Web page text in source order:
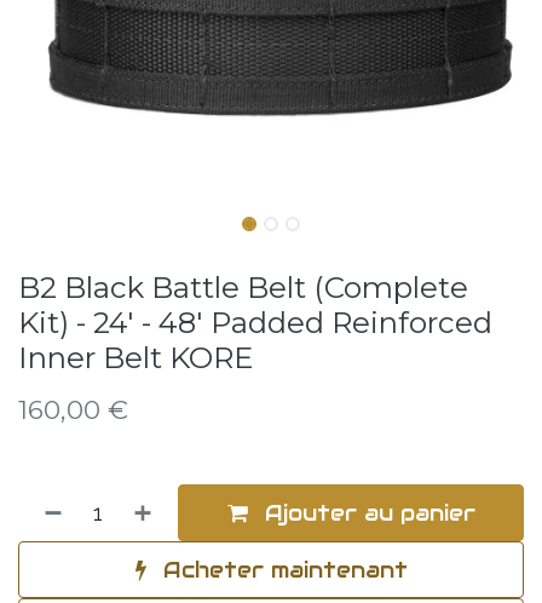
B2 Black Battle Belt (Complete
Kit) - 24' - 48' Padded Reinforced
Inner Belt KORE
160,00 €
Ajouter au panier
Acheter maintenant